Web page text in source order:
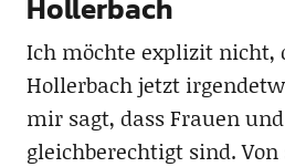
Ich möchte explizit nicht,
Hollerbach jetzt
mir sagt, dass Frauen
gleichberechtigt sind.